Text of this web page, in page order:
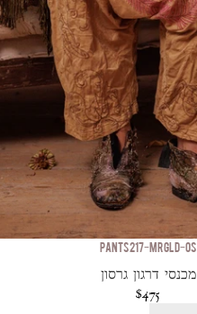
PANTS 217-MRGLD-OS
מכנסי דרגון גרסון
$475